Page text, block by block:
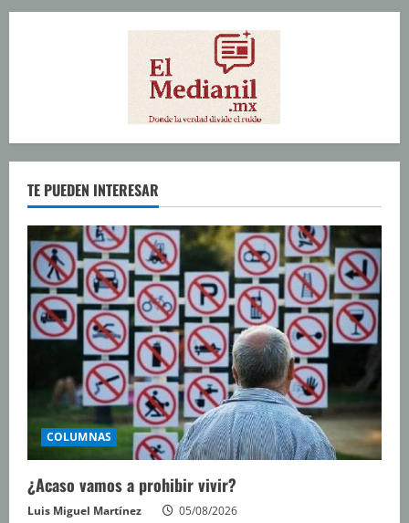
TE PUEDEN INTERESAR
COLUMNAS
¿Acaso vamos a prohibir vivir?
Luis Miguel Martínez 05/08/2026